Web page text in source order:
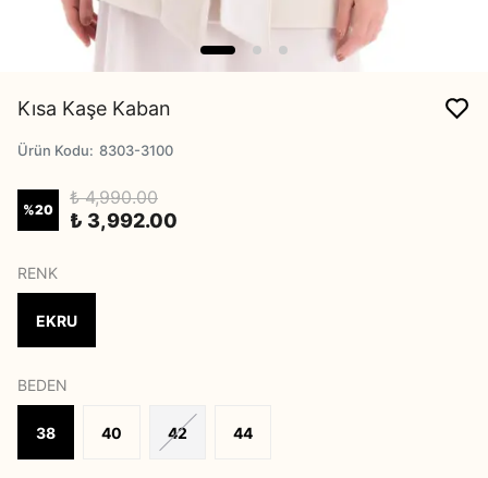
Kısa Kaşe Kaban
Ürün Kodu: 8303-3100
%20
₺ 4,990.00
₺ 3,992.00
RENK
EKRU
BEDEN
38 40 42 44